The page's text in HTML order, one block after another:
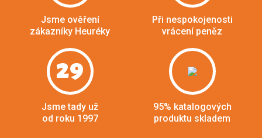
Jsme ověření
zákazníky Heuréky
Při nespokojenosti
vrácení peněz
29
Jsme tady už
od roku 1997
95% katalogových
produktu skladem